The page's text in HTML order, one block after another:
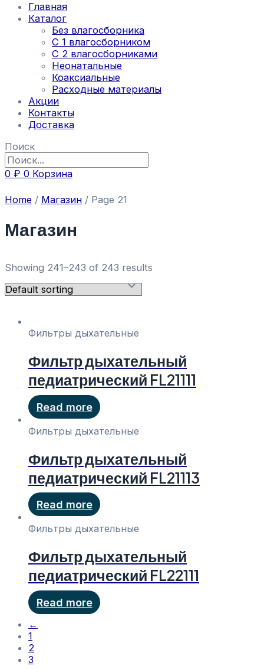
Главная
Каталог
Без влагосборника
С 1 влагосборником
С 2 влагосборниками
Неонатальные
Коаксиальные
Расходные материалы
Акции
Контакты
Доставка
Поиск
0 ₽ 0 Корзина
Home / Магазин / Page 21
Магазин
Showing 241–243 of 243 results
Фильтры дыхательные
Фильтр дыхательный
педиатрический FL21111
Read more
Фильтры дыхательные
Фильтр дыхательный
педиатрический FL21113
Read more
Фильтры дыхательные
Фильтр дыхательный
педиатрический FL22111
Read more
←
1
2
3